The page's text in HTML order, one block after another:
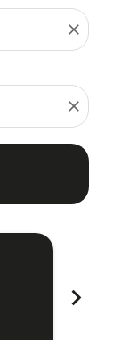
close
close
chevron_right